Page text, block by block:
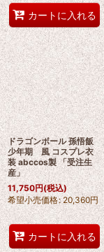
カートに入れる
ドラゴンボール 孫悟飯
少年期 風 コスプレ衣
装 abccos製 「受注生
産」
11,750円(税込)
希望小売価格: 20,360円
カートに入れる